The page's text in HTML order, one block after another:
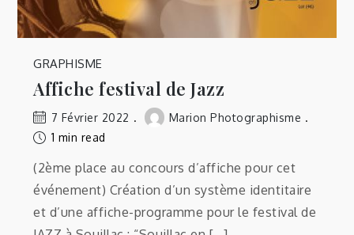
GRAPHISME
Affiche festival de Jazz
7 Février 2022
Marion Photographisme
1 min read
(2ème place au concours d’affiche pour cet
événement) Création d’un système identitaire
et d’une affiche-programme pour le festival de